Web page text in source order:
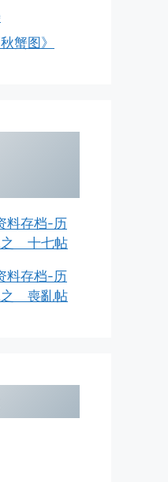
蟹图》
料存档-历
之 十七帖
料存档-历
之 喪亂帖